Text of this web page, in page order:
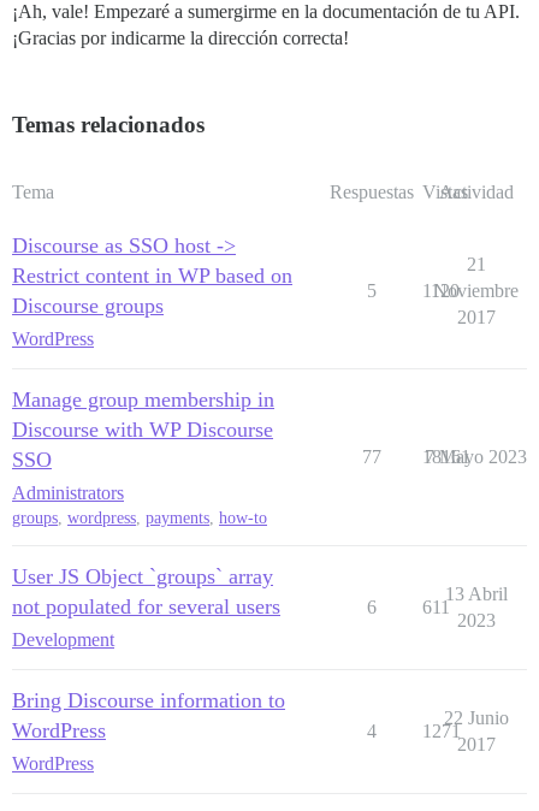
¡Ah, vale! Empezaré a sumergirme en la documentación de tu API.
¡Gracias por indicarme la dirección correcta!
Temas relacionados
Tema Respuestas Vistas
Actividad
Discourse as SSO host ->
Restrict content in WP based on
Discourse groups
WordPress
5 1120
21
Noviembre
2017
Manage group membership in
Discourse with WP Discourse
SSO
Administrators
groups, wordpress, payments, how-to
77 18161
7 Mayo 2023
User JS Object `groups` array
not populated for several users
Development
6 611
13 Abril
2023
Bring Discourse information to
WordPress
WordPress
4 1271
22 Junio
2017